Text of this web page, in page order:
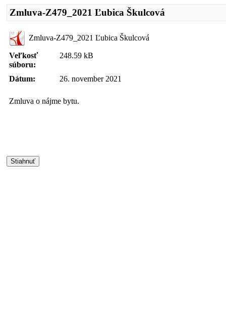
Zmluva-Z479_2021 Ľubica Škulcová
Zmluva-Z479_2021 Ľubica Škulcová
Veľkosť
súboru:
248.59 kB
Dátum: 26. november 2021
Zmluva o nájme bytu.